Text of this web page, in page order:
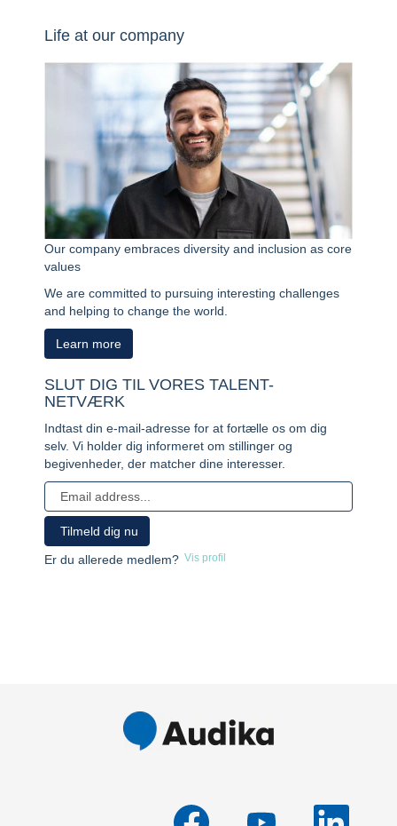
Life at our company
Our company embraces diversity and inclusion as core
values
We are committed to pursuing interesting challenges
and helping to change the world.
Learn more
SLUT DIG TIL VORES TALENT-
NETVÆRK
Indtast din e-mail-adresse for at fortælle os om dig
selv. Vi holder dig informeret om stillinger og
begivenheder, der matcher dine interesser.
Er du allerede medlem? Vis profil
b
Å